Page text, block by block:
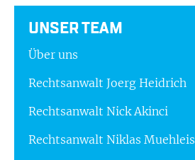
UNSER TEAM
Über uns
Rechtsanwalt Joerg Heidrich
Rechtsanwalt Nick Akinci
Rechtsanwalt Niklas Muehleis